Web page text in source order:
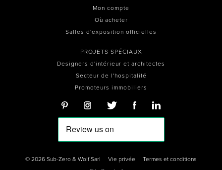
Mon compte
Où acheter
Salles d'exposition officielles
PROJETS SPÉCIAUX
Designers d'intérieur et architectes
Secteur de l'hospitalité
Promoteurs immobiliers
© 2026 Sub-Zero & Wolf Sarl Vie privée
Termes et conditions